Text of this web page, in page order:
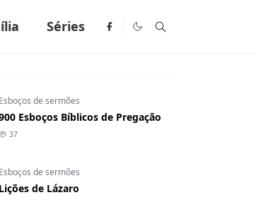
Séries
Esboços de sermões
Esboços Bíblicos de Pregação
37
Esboços de sermões
Lições de Lázaro